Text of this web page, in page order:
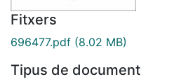
Fitxers
696477.pdf (8.02 MB)
Tipus de document